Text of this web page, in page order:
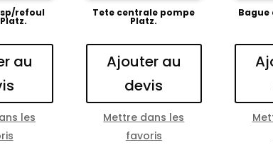
refoul
au
les
Tete centrale pompe
Platz.
Ajouter au
devis
Mettre dans les
favoris
Bague